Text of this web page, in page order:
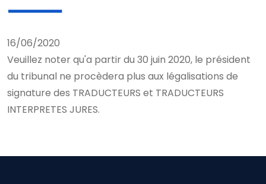
16/06/2020
Veuillez noter qu'a partir du 30 juin 2020, le président
du tribunal ne procèdera plus aux légalisations de
signature des TRADUCTEURS et TRADUCTEURS
INTERPRETES JURES.